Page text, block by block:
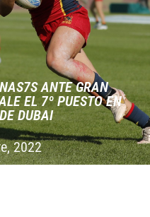
ANTE GRAN
EL 7º PUESTO EN
DUBAI
2022